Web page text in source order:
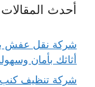
أحدث المقالات
أثاثك بأمان
شركة تنظيف كنب